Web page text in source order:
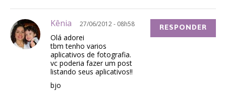
Kênia 27/06/2012 - 08h58
Olá adorei
tbm tenho varios
aplicativos de fotografia.
vc poderia fazer um post
listando seus aplicativos!!
bjo
RESPONDER